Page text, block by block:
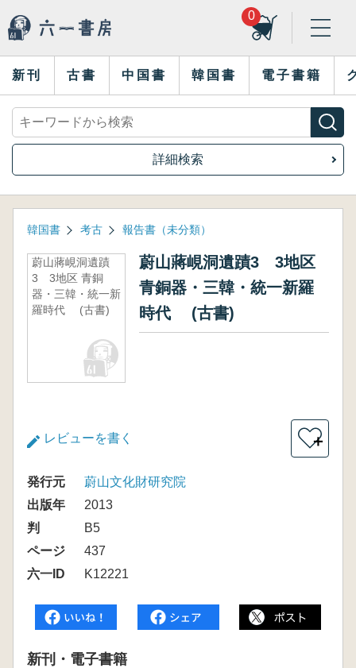
0
新刊 古書 中国書 韓国書 電子書籍
詳細検索
韓国書 考古 報告書（未分類）
蔚山蔣峴洞遺蹟
3 3地区 青銅
器・三韓・統一新
羅時代 (古書)
蔚山蔣峴洞遺蹟3 3地区
青銅器・三韓・統一新羅
時代 (古書)
レビューを書く ＋
発行元
蔚山文化財研究院
出版年
2013
判
B5
ページ
437
六一ID
K12221
新刊・電子書籍